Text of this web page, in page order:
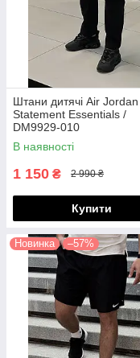
Штани дитячі Air Jordan
Statement Essentials /
DM9929-010
(Розміри:M,L,XL,XXL)
В наявності
1 150 ₴ 2 990 ₴
Купити
Новинка –57%